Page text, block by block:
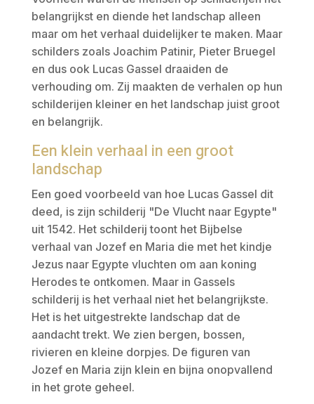
belangrijkst en diende het landschap alleen
maar om het verhaal duidelijker te maken. Maar
schilders zoals Joachim Patinir, Pieter Bruegel
en dus ook Lucas Gassel draaiden de
verhouding om. Zij maakten de verhalen op hun
schilderijen kleiner en het landschap juist groot
en belangrijk.
Een klein verhaal in een groot
landschap
Een goed voorbeeld van hoe Lucas Gassel dit
deed, is zijn schilderij "De Vlucht naar Egypte"
uit 1542. Het schilderij toont het Bijbelse
verhaal van Jozef en Maria die met het kindje
Jezus naar Egypte vluchten om aan koning
Herodes te ontkomen. Maar in Gassels
schilderij is het verhaal niet het belangrijkste.
Het is het uitgestrekte landschap dat de
aandacht trekt. We zien bergen, bossen,
rivieren en kleine dorpjes. De figuren van
Jozef en Maria zijn klein en bijna onopvallend
in het grote geheel.